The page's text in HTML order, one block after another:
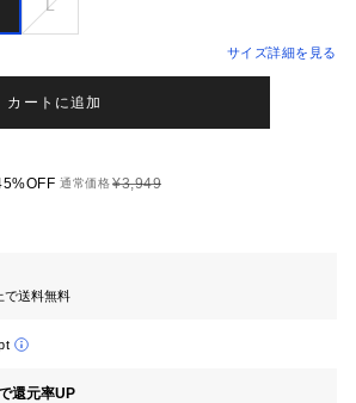
L
サイズ詳細を見る
カートに追加
通常価格¥3,949
で送料無料
還元率UP